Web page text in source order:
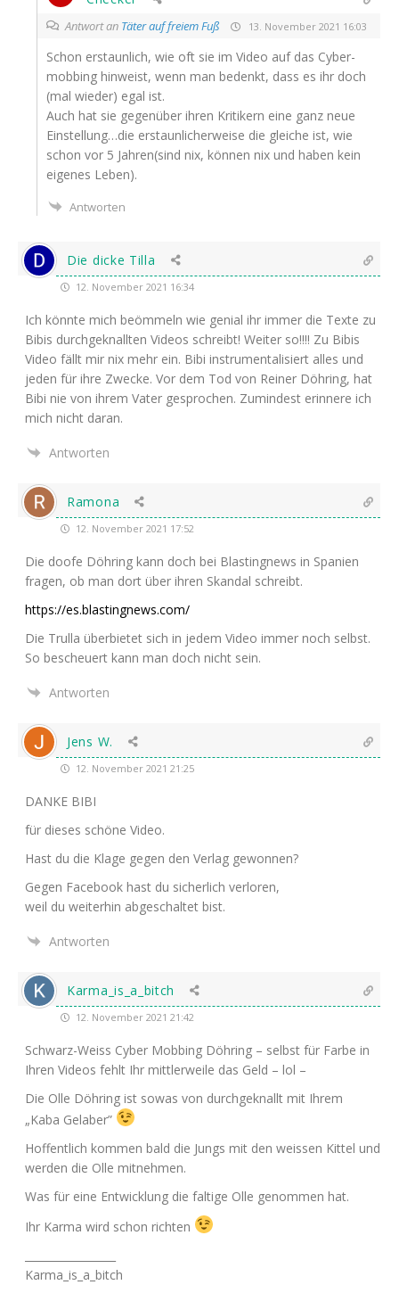
Antwort an Täter auf freiem Fuß 13. November 2021 16:03
Schon erstaun­lich, wie oft sie im Video auf das Cyber­
mob­bing hin­weist, wenn man bedenkt, dass es ihr doch
(mal wie­der) egal ist.
Auch hat sie gegen­über ihren Kri­ti­kern eine ganz neue
Einstellung…die erstaun­li­cher­wei­se die glei­che ist, wie
schon vor 5 Jahren(sind nix, kön­nen nix und haben kein
eige­nes Leben).
Antworten
Die dicke Tilla
12. November 2021 16:34
Ich könn­te mich beöm­meln wie geni­al ihr immer die Tex­te zu
Bibis durch­ge­knall­ten Vide­os schreibt! Wei­ter so!!!! Zu Bibis
Video fällt mir nix mehr ein. Bibi instru­men­ta­li­siert alles und
jeden für ihre Zwe­cke. Vor dem Tod von Rei­ner Döh­ring, hat
Bibi nie von ihrem Vater gespro­chen. Zumin­dest erin­ne­re ich
mich nicht daran.
Antworten
Ramona
12. November 2021 17:52
Die doo­fe Döh­ring kann doch bei Blas­ting­news in Spa­ni­en
fra­gen, ob man dort über ihren Skan­dal schreibt.
https://es.blastingnews.com/
Die Trul­la über­bie­tet sich in jedem Video immer noch selbst.
So bescheu­ert kann man doch nicht sein.
Antworten
Jens W.
12. November 2021 21:25
DANKE BIBI
für die­ses schö­ne Video.
Hast du die Kla­ge gegen den Ver­lag gewonnen?
Gegen Face­book hast du sicher­lich verloren,
weil du wei­ter­hin abge­schal­tet bist.
Antworten
Karma_is_a_bitch
12. November 2021 21:42
Schwarz-Weiss Cyber Mob­bing Döh­ring – selbst für Far­be in
Ihren Vide­os fehlt Ihr mitt­ler­wei­le das Geld – lol –
Die Olle Döh­ring ist sowas von durch­ge­knallt mit Ihrem
„Kaba Gelaber”
Hof­fent­lich kom­men bald die Jungs mit den weis­sen Kit­tel und
wer­den die Olle mitnehmen.
Was für eine Ent­wick­lung die fal­ti­ge Olle genom­men hat.
Ihr Kar­ma wird schon richten
Karma_is_a_bitch